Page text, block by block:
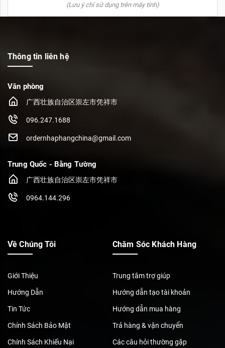
(Lưu ý chỉ sử dụng trên máy tính)
Thông tin liên hệ
Văn phòng
广西壮族自治区崇左市凭祥市
096.247.1688
ordernhaphangchina@gmail.com
Trung Quốc - Bằng Tường
广西壮族自治区崇左市凭祥市
0964.144.296
Về Chúng Tôi
Giới Thiệu
Hướng Dẫn
Tin Tức
Chính Sách Bảo Mật
Chính Sách Khiếu Nại
Chăm Sóc Khách Hàng
Trung tâm trợ giúp
Hướng dẫn tạo tài khoản
Hướng dẫn mua hàng
Trả hàng & vận chuyển
Các câu hỏi thường gặp